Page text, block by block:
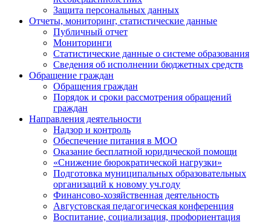
Защита персональных данных
Отчеты, мониторинг, статистические данные
Публичный отчет
Мониторинги
Статистические данные о системе образования
Сведения об исполнении бюджетных средств
Обращение граждан
Обращения граждан
Порядок и сроки рассмотрения обращений
граждан
Направления деятельности
Надзор и контроль
Обеспечение питания в МОО
Оказание бесплатной юридической помощи
«Снижение бюрократической нагрузки»
Подготовка муниципальных образовательных
организаций к новому уч.году
Финансово-хозяйственная деятельность
Августовская педагогическая конференция
Воспитание, социализация, профориентация